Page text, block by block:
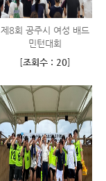
제8회 공주시 여성 배드
민턴대회
[조회수 : 20]